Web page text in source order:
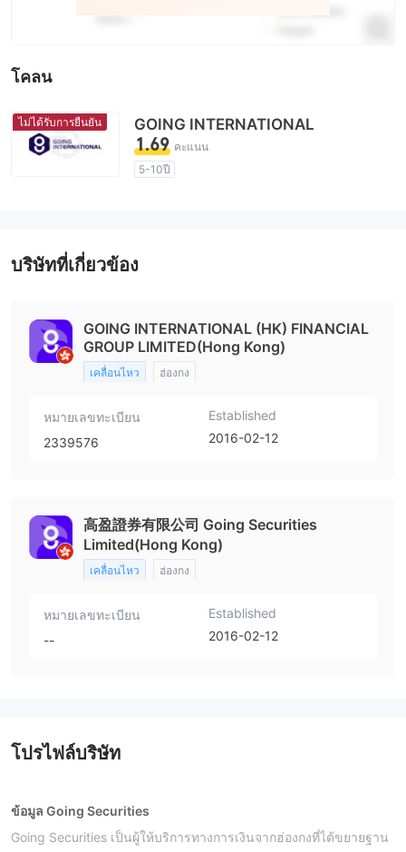
โคลน
ไม่ได้รับการยืนยัน GOING INTERNATIONAL
1.69 คะแนน
5-10ปี
บริษัทที่เกี่ยวข้อง
GOING INTERNATIONAL (HK) FINANCIAL
GROUP LIMITED(Hong Kong)
เคลื่อนไหว ฮ่องกง
หมายเลขทะเบียน
2339576
Established
2016-02-12
高盈證券有限公司 Going Securities
Limited(Hong Kong)
เคลื่อนไหว ฮ่องกง
หมายเลขทะเบียน
--
Established
2016-02-12
โปรไฟล์บริษัท
ข้อมูล Going Securities
Going Securities เป็นผู้ให้บริการทางการเงินจากฮ่องกงที่ได้ขยายฐาน